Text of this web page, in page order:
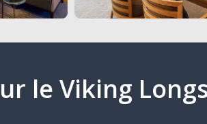
le Viking